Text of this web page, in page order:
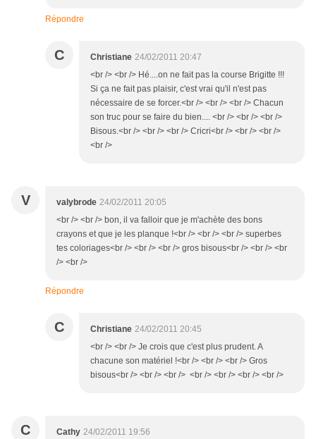
Répondre
C Christiane 24/02/2011 20:47
<br /> <br /> Hé....on ne fait pas la course Brigitte !!!
Si ça ne fait pas plaisir, c'est vrai qu'il n'est pas
nécessaire de se forcer.<br /> <br /> <br /> Chacun
son truc pour se faire du bien.... <br /> <br /> <br />
Bisous.<br /> <br /> <br /> Cricri<br /> <br /> <br />
<br />
V valybrode 24/02/2011 20:05
<br /> <br /> bon, il va falloir que je m'achète des bons
crayons et que je les planque !<br /> <br /> <br /> superbes
tes coloriages<br /> <br /> <br /> gros bisous<br /> <br /> <br
/> <br />
Répondre
C Christiane 24/02/2011 20:45
<br /> <br /> Je crois que c'est plus prudent. A
chacune son matériel !<br /> <br /> <br /> Gros
bisous<br /> <br /> <br /> <br /> <br /> <br /> <br />
C Cathy 24/02/2011 19:56